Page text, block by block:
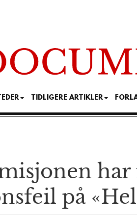
TIDLIGERE ARTIKLER
på